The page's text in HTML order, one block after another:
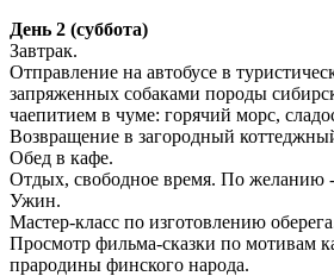
День 2 (суббота)
Завтрак.
Отправление на автобусе в
запряженных собаками породы
чаепитием в чуме: горячий морс,
Возвращение в загородный
Обед в кафе.
Отдых, свободное время. По желанию -
Ужин.
Мастер-класс по изготовлению
Просмотр фильма-сказки по мотивам
прародины финского народа.